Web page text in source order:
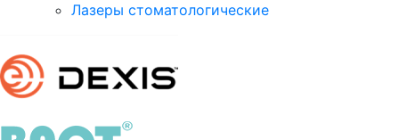
Лазеры стоматологические